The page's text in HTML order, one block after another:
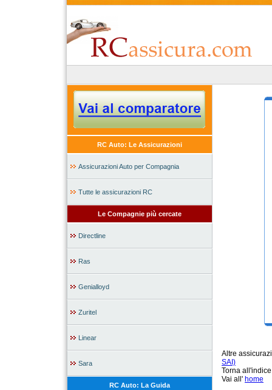
RC Auto: Le Assicurazioni
Assicurazioni Auto per Compagnia
Tutte le assicurazioni RC
Le Compagnie più cercate
Directline
Ras
Genialloyd
Zuritel
Linear
Sara
RC Auto: La Guida
Altre
SAI)
Torna
Vai all' home